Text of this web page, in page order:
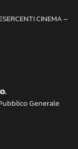
CINEMA –
Generale